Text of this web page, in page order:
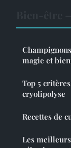
magie et
Top 5
cryolipolyse
Recettes de
Les